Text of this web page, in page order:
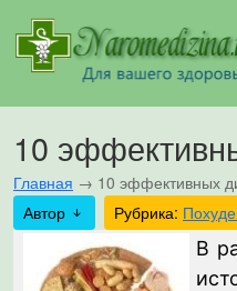
10
Главная → 10 эффективных
Автор
Рубрика:
В